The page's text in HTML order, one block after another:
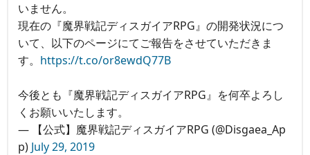
いません。
現在の『魔界戦記ディスガイアRPG』の開発状況につ
いて、以下のページにてご報告をさせていただきま
す。 https://t.co/or8ewdQ77B
今後とも『魔界戦記ディスガイアRPG』を何卒よろし
くお願いいたします。
— 【公式】魔界戦記ディスガイアRPG (@Disgaea_Ap
p) July 29, 2019